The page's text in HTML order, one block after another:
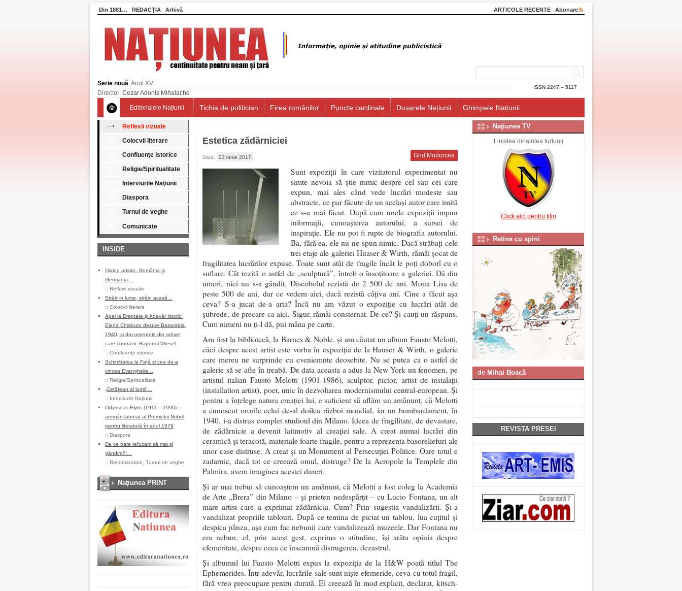
Din 1881… REDACȚIA Arhivă ARTICOLE RECENTE Abonare
ISSN 2247 – 5117
Serie nouă, Anul XV
Director: Cezar Adonis Mihalache
Editorialele Națiunii Tichia de politician Firea românilor Puncte cardinale Dosarele Națiunii Ghimpele Națiunii
Reflexii vizuale
Colocvii literare
Confluenţe istorice
Religie/Spiritualitate
Interviurile Naţiunii
Diaspora
Turnul de veghe
Comunicate
INSIDE
Dialog artistic, România și
Germania…
:: Reflexii vizuale
Străin-n lume, străin acasă…
:: Colocvii literare
Apel la Dreptate și Adevăr Istoric:
Elena Chiaburu despre Basarabia,
1940, și documentele din arhive
care contrazic Raportul Wiesel
:: Confluenţe istorice
Schimbarea la Față și cea de-a
cincea Evanghelie…
:: Religie/Spiritualitate
„Cetățean al lumii”…
:: Interviurile Naţiunii
Odysseas Elytis (1911 – 1996) –
aromân laureat al Premiului Nobel
pentru literatură în anul 1979
:: Diaspora
De ce oare refuzam să mai și
gândim?!…
:: Recomandate Turnul de veghe
Naţiunea PRINT
Estetica zădărniciei
Data: 23 iunie 2017 Grid Modorcea
Sunt expoziții în care vizitatorul experimentat nu
simte nevoia să știe nimic despre cel sau cei care
expun, mai ales când vede lucrări modeste sau
abstracte, ce par făcute de un același autor care imită
ce s-a mai făcut. După cum unele expoziții impun
informații, cunoașterea autorului, a sursei de
inspirație. Ele nu pot fi rupte de biografia autorului.
Ba, fără ea, ele nu ne spun nimic. Dacă străbați cele
trei etaje ale galeriei Huaser & Wirth, rămâi șocat de
fragilitatea lucrărilor expuse. Toate sunt atât de fragile încât le poți doborî cu o
suflare. Cât rezită o astfel de „sculptură”, întreb o însoțitoare a galeriei. Dă din
umeri, nici nu s-a gândit. Discobolul rezistă de 2 500 de ani. Mona Lisa de
peste 500 de ani, dar ce vedem aici, dacă rezistă câțiva ani. Cine a făcut așa
ceva? S-a jucat de-a arta? Încă nu am văzut o expoziție cu lucrări atât de
șubrede, de precare ca aici. Sigur, rămâi consternat. De ce? Și cauți un răspuns.
Cum nimeni nu ți-l dă, pui mâna pe carte.
Am fost la bibliotecă, la Barnes & Noble, și am căutat un album Fausto Melotti,
căci despre acest artist este vorba în expoziția de la Hauser & Wirth, o galerie
care mereu ne surprinde cu eveniemnte deosebite. Nu se putea ca o astfel de
galerie să se afle în treabă. De data aceasta a adus la New York un fenomen, pe
artistul italian Fausto Melotti (1901-1986), sculptor, pictor, artist de instalații
(installation artist), poet, unic în dezvoltarea modernismului central-european. Și
pentru a înțelege natura creației lui, e suficient să aflăm un amănunt, că Melotti
a cunoscut ororile celui de-al doilea război mondial, iar un bombardament, în
1940, i-a distrus complet studioul din Milano. Ideea de fragilitate, de devastare,
de zădărnicie a devenit laitmotiv al creației sale. A creat numai lucrări din
ceramică și teracotă, materiale foarte fragile, pentru a reprezenta basoreliefuri ale
unor case distruse. A creat și un Monument al Persecuției Politice. Oare totul e
zadarnic, dacă tot ce creează omul, distruge? De la Acropole la Templele din
Palmira, avem imaginea acestei dureri.
Și ar mai trebui să cunoaștem un amănunt, că Melotti a fost coleg la Academia
de Arte „Brera” din Milano – și prieten nedespărțit – cu Lucio Fontana, un alt
mare artist care a exprimat zădărnicia. Cum? Prin sugestia vandalizării. Și-a
vandalizat propriile tablouri. După ce temina de pictat un tablou, lua cuțitul și
despica pânza, așa cum fac nebunii care vandalizează muzeele. Dar Fontana nu
era nebun, el, prin acest gest, exprima o atitudine, își arăta opinia despre
efemeritate, despre ceea ce înseamnă distrugerea, dezastrul.
Și albumul lui Fausto Melotti expus la expoziția de la H&W poată titlul The
Ephemerides. Într-adevăr, lucrările sale sunt niște efemeride, ceva cu totul fragil,
fără vreo preocupare pentru durată. El creează în mod explicit, declarat, kitsch-
Naţiunea TV
Liniștea dinaintea furtunii
Click aici pentru film
Retina cu spini
de Mihai Boacă
REVISTA PRESEI